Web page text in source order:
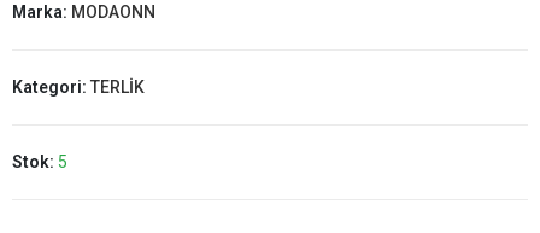
Marka: MODAONN
Kategori: TERLİK
Stok: 5